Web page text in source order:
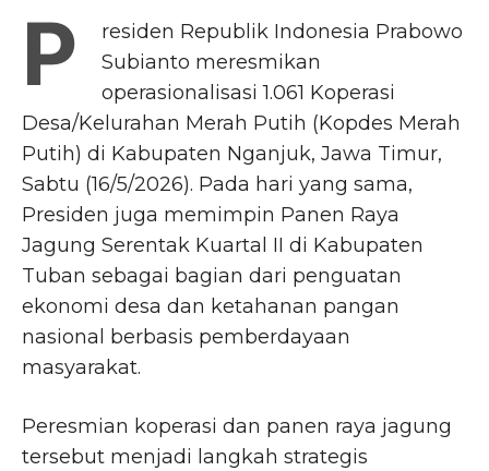
P
residen Republik Indonesia Prabowo
Subianto meresmikan
operasionalisasi 1.061 Koperasi
Desa/Kelurahan Merah Putih (Kopdes Merah
Putih) di Kabupaten Nganjuk, Jawa Timur,
Sabtu (16/5/2026). Pada hari yang sama,
Presiden juga memimpin Panen Raya
Jagung Serentak Kuartal II di Kabupaten
Tuban sebagai bagian dari penguatan
ekonomi desa dan ketahanan pangan
nasional berbasis pemberdayaan
masyarakat.
Peresmian koperasi dan panen raya jagung
tersebut menjadi langkah strategis